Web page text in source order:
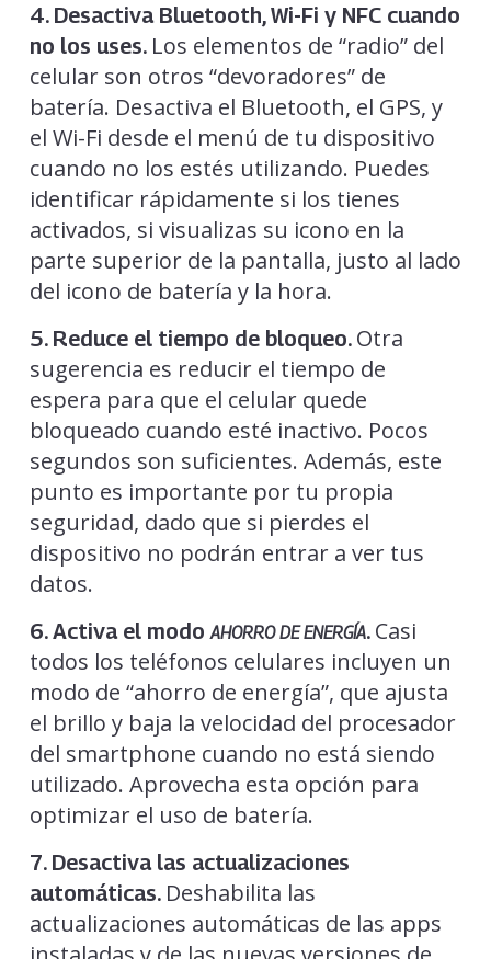
4. Desactiva Bluetooth, Wi-Fi y NFC cuando
no los uses. Los elementos de “radio” del
celular son otros “devoradores” de
batería. Desactiva el Bluetooth, el GPS, y
el Wi-Fi desde el menú de tu dispositivo
cuando no los estés utilizando. Puedes
identificar rápidamente si los tienes
activados, si visualizas su icono en la
parte superior de la pantalla, justo al lado
del icono de batería y la hora.
5. Reduce el tiempo de bloqueo. Otra
sugerencia es reducir el tiempo de
espera para que el celular quede
bloqueado cuando esté inactivo. Pocos
segundos son suficientes. Además, este
punto es importante por tu propia
seguridad, dado que si pierdes el
dispositivo no podrán entrar a ver tus
datos.
6. Activa el modo AHORRO DE ENERGÍA. Casi
todos los teléfonos celulares incluyen un
modo de “ahorro de energía”, que ajusta
el brillo y baja la velocidad del procesador
del smartphone cuando no está siendo
utilizado. Aprovecha esta opción para
optimizar el uso de batería.
7. Desactiva las actualizaciones
automáticas. Deshabilita las
actualizaciones automáticas de las apps